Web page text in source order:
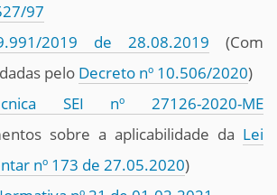
97
2019 de 28.08.2019 (Com
pelo Decreto nº 10.506/2020)
SEI nº 27126-2020-ME
sobre a aplicabilidade da Lei
nº 173 de 27.05.2020)